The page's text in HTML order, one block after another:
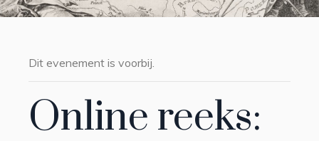
Dit evenement is voorbij.
Online reeks: